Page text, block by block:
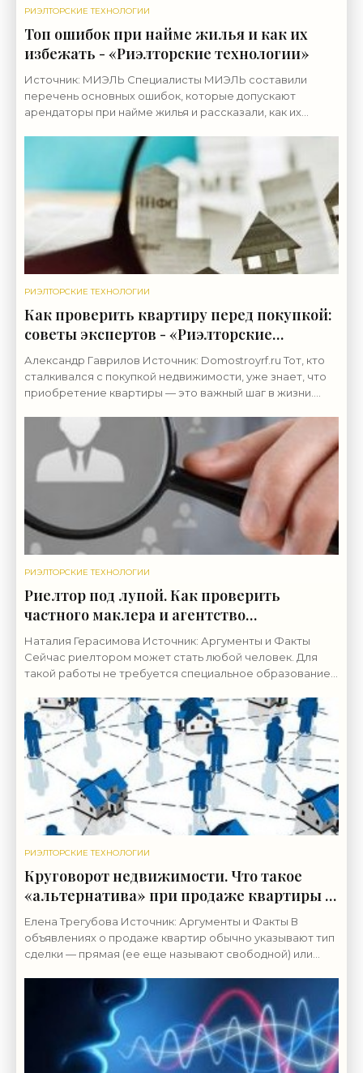
РИЭЛТОРСКИЕ ТЕХНОЛОГИИ
Топ ошибок при найме жилья и как их
избежать - «Риэлторские технологии»
Источник: МИЭЛЬ Специалисты МИЭЛЬ составили
перечень основных ошибок, которые допускают
арендаторы при найме жилья и рассказали, как их
РИЭЛТОРСКИЕ ТЕХНОЛОГИИ
Как проверить квартиру перед покупкой:
советы экспертов - «Риэлторские
технологии»
Александр Гаврилов Источник: Domostroyrf.ru Тот, кто
сталкивался с покупкой недвижимости, уже знает, что
приобретение квартиры — это важный шаг в жизни.
РИЭЛТОРСКИЕ ТЕХНОЛОГИИ
Риелтор под лупой. Как проверить
частного маклера и агентство
недвижимости? - «Риэлторские
технологии»
Наталия Герасимова Источник: Аргументы и Факты
Сейчас риелтором может стать любой человек. Для
такой работы не требуется специальное образование,
РИЭЛТОРСКИЕ ТЕХНОЛОГИИ
Круговорот недвижимости. Что такое
«альтернатива» при продаже квартиры -
«Риэлторские технологии»
Елена Трегубова Источник: Аргументы и Факты В
объявлениях о продаже квартир обычно указывают тип
сделки — прямая (ее еще называют свободной) или